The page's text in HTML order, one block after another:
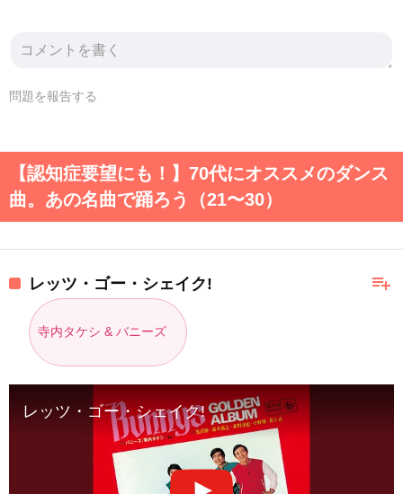
問題を報告する
【認知症要望にも！】70代にオススメのダンス
曲。あの名曲で踊ろう（21〜30）
playlist_add
レッツ・ゴー・シェイク!
寺内タケシ & バニーズ
レッツ・ゴー・シェイク!